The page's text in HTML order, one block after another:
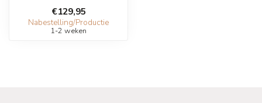
€129,95
Nabestelling/Productie
1-2 weken